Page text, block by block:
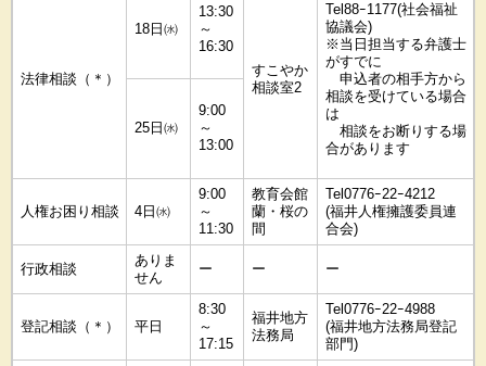
法律相談（＊）
18日㈬
13:30
～
16:30
すこやか
相談室2
Tel88ｰ1177(社会福祉
協議会)
※当日担当する弁護士
がすでに
申込者の相手方から
相談を受けている場合
は
相談をお断りする場
合があります
25日㈬
9:00
～
13:00
人権お困り相談 4日㈬
9:00
～
11:30
教育会館
蘭・桜の
間
Tel0776ｰ22ｰ4212
(福井人権擁護委員連
合会)
行政相談
ありま
せん
ー ー ー
登記相談（＊） 平日
8:30
～
17:15
福井地方
法務局
Tel0776ｰ22ｰ4988
(福井地方法務局登記
部門)